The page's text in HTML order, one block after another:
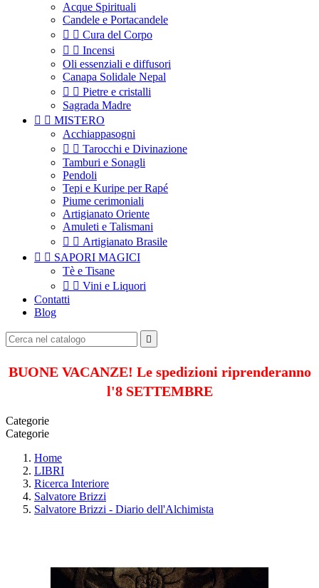
Acque Spirituali
Candele e Portacandele
  Cura del Corpo
  Incensi
Oli essenziali e diffusori
Canapa Solidale Nepal
  Pietre e cristalli
Sagrada Madre
  MISTERO
Acchiappasogni
  Tarocchi e Divinazione
Tamburi e Sonagli
Pendoli
Tepi e Kuripe per Rapé
Piume cerimoniali
Artigianato Oriente
Amuleti e Talismani
  Artigianato Brasile
  SAPORI MAGICI
Tè e Tisane
  Vini e Liquori
Contatti
Blog

BUONE VACANZE! Le spedizioni riprenderanno
l'8 SETTEMBRE
Categorie
Categorie
Home
LIBRI
Ricerca Interiore
Salvatore Brizzi
Salvatore Brizzi - Diario dell'Alchimista